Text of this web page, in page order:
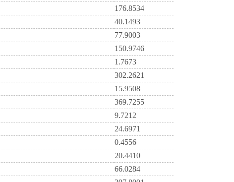
176.8534
40.1493
77.9003
150.9746
1.7673
302.2621
15.9508
369.7255
9.7212
24.6971
0.4556
20.4410
66.0284